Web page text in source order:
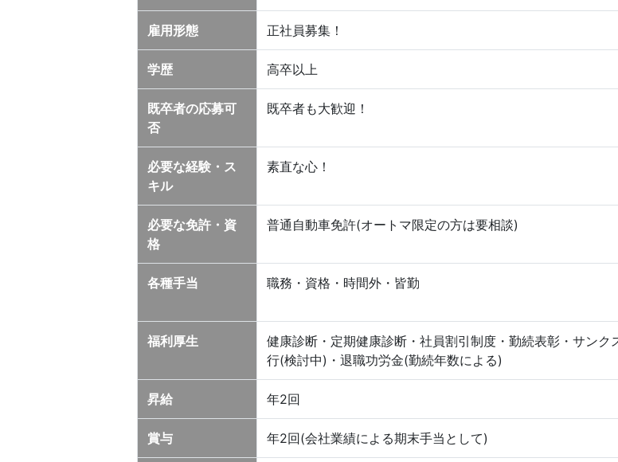
雇用形態 正社員募集！
学歴 高卒以上
既卒者の応募可
否
既卒者も大歓迎！
必要な経験・ス
キル
素直な心！
必要な免許・資
格
普通自動車免許(オートマ限定の方は要相談)
各種手当 職務・資格・時間外・皆勤
福利厚生
健康診断・定期健康診断・社員割引制度・勤続表彰・サン
行(検討中)・退職功労金(勤続年数による)
昇給 年2回
賞与 年2回(会社業績による期末手当として)